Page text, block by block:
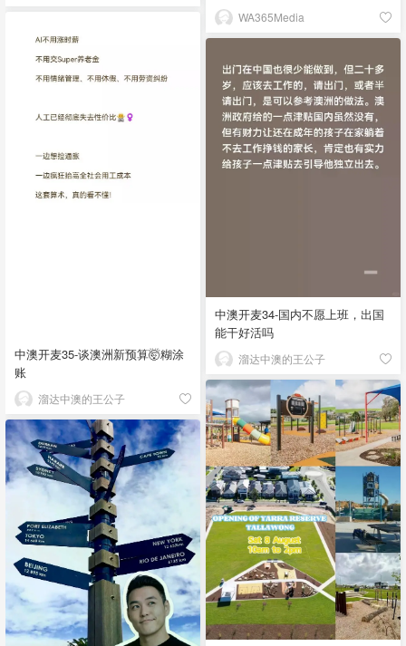
WA365Media
中澳开麦35-谈澳洲新预算🤯糊涂
账
溜达中澳的王公子
中澳开麦34-国内不愿上班，出国
能干好活吗
溜达中澳的王公子